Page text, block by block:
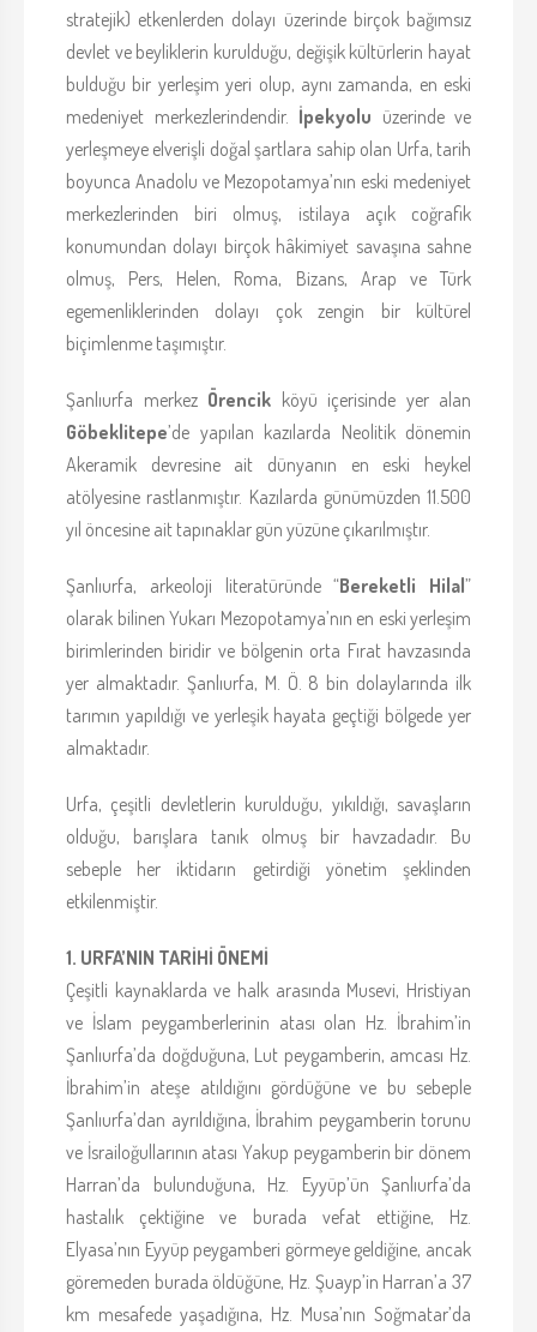
stratejik) etkenlerden dolayı üzerinde birçok bağımsız
devlet ve beyliklerin kurulduğu, değişik kültürlerin hayat
bulduğu bir yerleşim yeri olup, aynı zamanda, en eski
medeniyet merkezlerindendir. İpekyolu üzerinde ve
yerleşmeye elverişli doğal şartlara sahip olan Urfa, tarih
boyunca Anadolu ve Mezopotamya’nın eski medeniyet
merkezlerinden biri olmuş, istilaya açık coğrafik
konumundan dolayı birçok hâkimiyet savaşına sahne
olmuş, Pers, Helen, Roma, Bizans, Arap ve Türk
egemenliklerinden dolayı çok zengin bir kültürel
biçimlenme taşımıştır.
Şanlıurfa merkez Örencik köyü içerisinde yer alan
Göbeklitepe’de yapılan kazılarda Neolitik dönemin
Akeramik devresine ait dünyanın en eski heykel
atölyesine rastlanmıştır. Kazılarda günümüzden 11.500
yıl öncesine ait tapınaklar gün yüzüne çıkarılmıştır.
Şanlıurfa, arkeoloji literatüründe “Bereketli Hilal”
olarak bilinen Yukarı Mezopotamya’nın en eski yerleşim
birimlerinden biridir ve bölgenin orta Fırat havzasında
yer almaktadır. Şanlıurfa, M. Ö. 8 bin dolaylarında ilk
tarımın yapıldığı ve yerleşik hayata geçtiği bölgede yer
almaktadır.
Urfa, çeşitli devletlerin kurulduğu, yıkıldığı, savaşların
olduğu, barışlara tanık olmuş bir havzadadır. Bu
sebeple her iktidarın getirdiği yönetim şeklinden
etkilenmiştir.
1. URFA’NIN TARİHİ ÖNEMİ
Çeşitli kaynaklarda ve halk arasında Musevi, Hristiyan
ve İslam peygamberlerinin atası olan Hz. İbrahim’in
Şanlıurfa’da doğduğuna, Lut peygamberin, amcası Hz.
İbrahim’in ateşe atıldığını gördüğüne ve bu sebeple
Şanlıurfa’dan ayrıldığına, İbrahim peygamberin torunu
ve İsrailoğullarının atası Yakup peygamberin bir dönem
Harran’da bulunduğuna, Hz. Eyyüp’ün Şanlıurfa’da
hastalık çektiğine ve burada vefat ettiğine, Hz.
Elyasa’nın Eyyüp peygamberi görmeye geldiğine, ancak
göremeden burada öldüğüne, Hz. Şuayp’in Harran’a 37
km mesafede yaşadığına, Hz. Musa’nın Soğmatar’da